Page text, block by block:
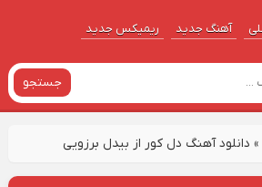
آهنگ‌ جدید ریمیکس جدید
جستجو
دانلود آهنگ دل کور از بیدل برزویی